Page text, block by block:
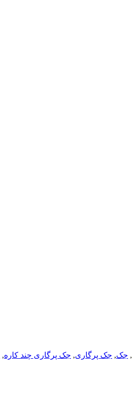
, جک, جک پرگاری, جک پرگاری چند کاره,